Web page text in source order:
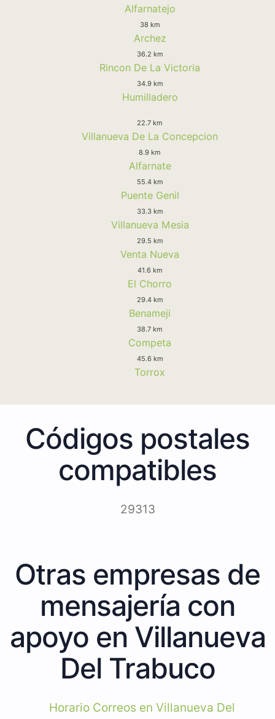
Alfarnatejo
38 km
Archez
36.2 km
Rincon De La Victoria
34.9 km
Humilladero
22.7 km
Villanueva De La Concepcion
8.9 km
Alfarnate
55.4 km
Puente Genil
33.3 km
Villanueva Mesia
29.5 km
Venta Nueva
41.6 km
El Chorro
29.4 km
Benameji
38.7 km
Competa
45.6 km
Torrox
Códigos postales
compatibles
29313
Otras empresas de
mensajería con
apoyo en Villanueva
Del Trabuco
Horario Correos en Villanueva Del